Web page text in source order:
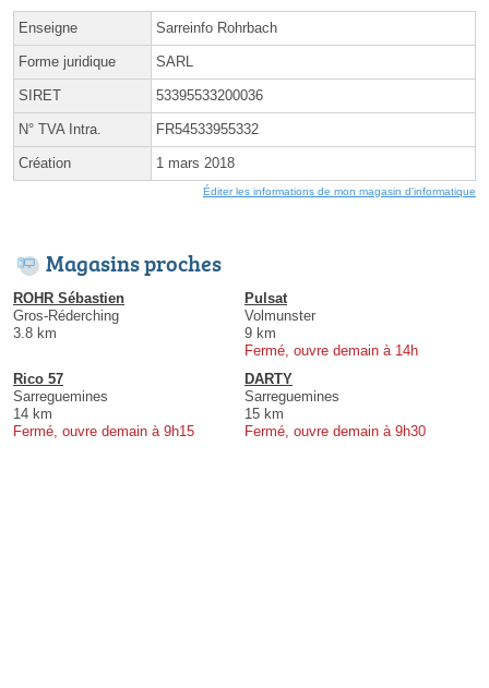
Enseigne Sarreinfo Rohrbach
Forme juridique SARL
SIRET 53395533200036
N° TVA Intra. FR54533955332
Création 1 mars 2018
Éditer les informations de mon magasin d'informatique
Magasins proches
ROHR Sébastien
Gros-Réderching
3.8 km
Pulsat
Volmunster
9 km
Fermé, ouvre demain à 14h
Rico 57
Sarreguemines
14 km
Fermé, ouvre demain à 9h15
DARTY
Sarreguemines
15 km
Fermé, ouvre demain à 9h30